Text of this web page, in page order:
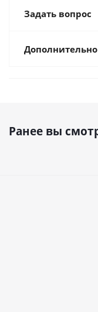
Задать вопрос
Дополнительно
Ранее вы